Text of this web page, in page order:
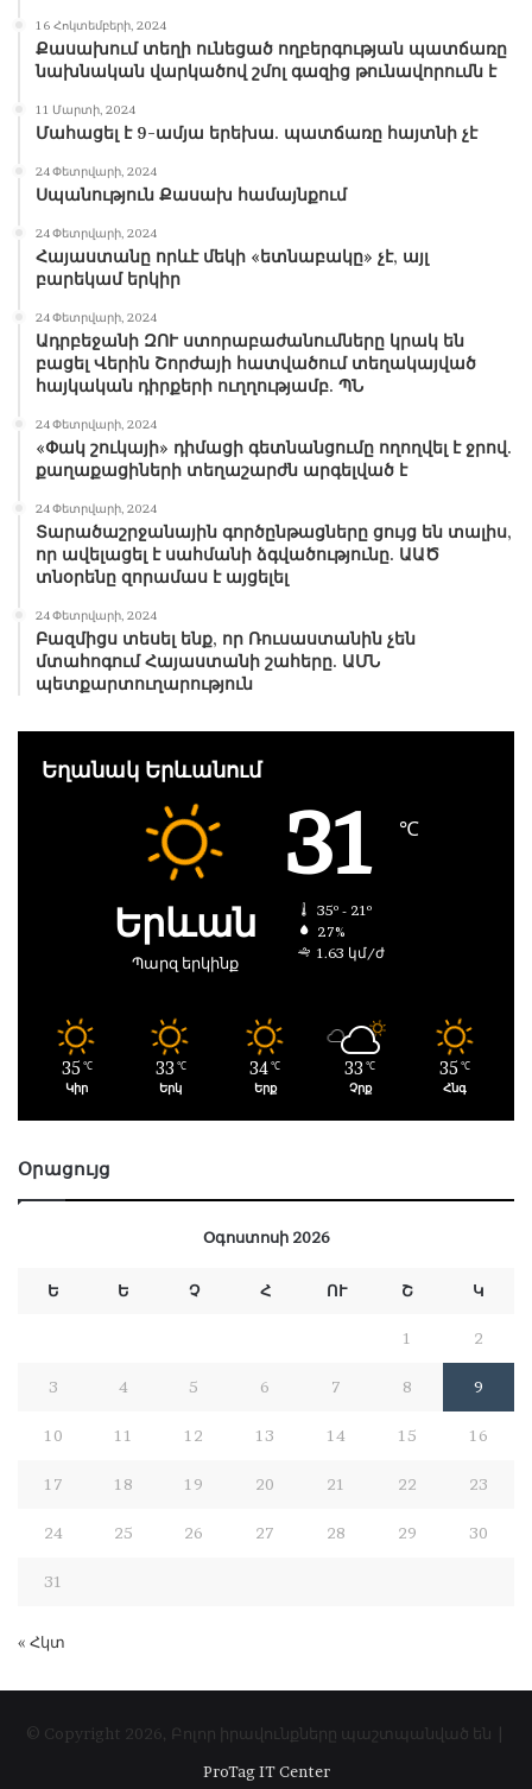
16 Հոկտեմբերի, 2024
Քասախում տեղի ունեցած ողբերգության պատճառը
նախնական վարկածով շմոլ գազից թունավորումն է
11 Մարտի, 2024
Մահացել է 9-ամյա երեխա. պատճառը հայտնի չէ
24 Փետրվարի, 2024
Սպանություն Քասախ համայնքում
24 Փետրվարի, 2024
Հայաստանը որևէ մեկի «ետնաբակը» չէ, այլ
բարեկամ երկիր
24 Փետրվարի, 2024
Ադրբեջանի ԶՈՒ ստորաբաժանումները կրակ են
բացել Վերին Շորժայի հատվածում տեղակայված
հայկական դիրքերի ուղղությամբ. ՊՆ
24 Փետրվարի, 2024
«Փակ շուկայի» դիմացի գետնանցումը ողողվել է ջրով.
քաղաքացիների տեղաշարժն արգելված է
24 Փետրվարի, 2024
Տարածաշրջանային գործընթացները ցույց են տալիս,
որ ավելացել է սահմանի ձգվածությունը. ԱԱԾ
տնօրենը զորամաս է այցելել
24 Փետրվարի, 2024
Բազմիցս տեսել ենք, որ Ռուսաստանին չեն
մտահոգում Հայաստանի շահերը. ԱՄՆ
պետքարտուղարություն
Եղանակ Երևանում
Երևան
Պարզ երկինք
31 ℃
35º - 21º
27%
1.63 կմ/ժ
35 ℃
Կիր
33 ℃
Երկ
34 ℃
Երք
33 ℃
Չրք
35 ℃
Հնգ
Օրացույց
Օգոստոսի 2026
Ե Ե Չ Հ ՈՒ Շ Կ
1 2
3 4 5 6 7 8 9
10 11 12 13 14 15 16
17 18 19 20 21 22 23
24 25 26 27 28 29 30
31
« Հկտ
© Copyright 2026, Բոլոր իրավունքները պաշտպանված են |
ProTag IT Center